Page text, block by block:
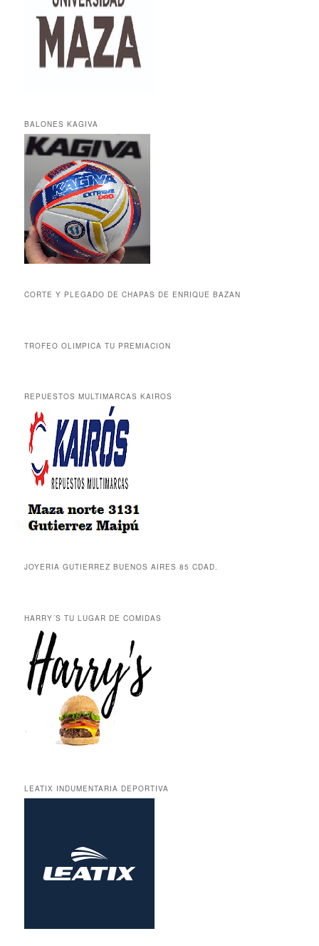
BALONES KAGIVA
CORTE Y PLEGADO DE CHAPAS DE ENRIQUE BAZAN
TROFEO OLIMPICA TU PREMIACION
REPUESTOS MULTIMARCAS KAIROS
JOYERIA GUTIERREZ BUENOS AIRES 85 CDAD.
HARRY´S TU LUGAR DE COMIDAS
LEATIX INDUMENTARIA DEPORTIVA